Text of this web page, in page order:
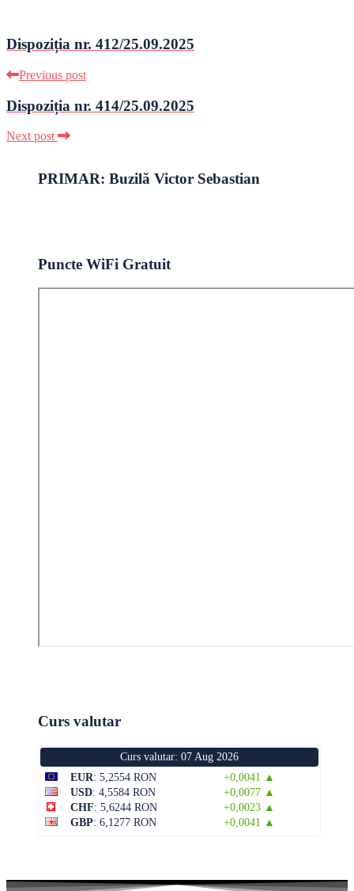
Dispoziția nr. 412/25.09.2025
Previous post
Dispoziția nr. 414/25.09.2025
Next post
PRIMAR: Buzilă Victor Sebastian
Puncte WiFi Gratuit
Curs valutar
Curs valutar: 07 Aug 2026
EUR: 5,2554 RON
+0,0041 ▲
USD: 4,5584 RON
+0,0077 ▲
CHF: 5,6244 RON
+0,0023 ▲
GBP: 6,1277 RON +0,0041 ▲